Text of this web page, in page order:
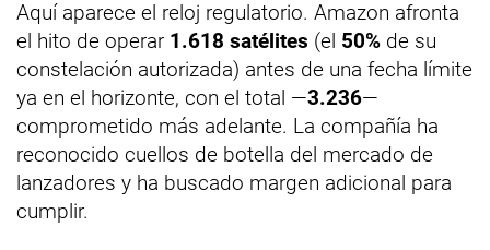
Aquí aparece el reloj regulatorio. Amazon afronta
el hito de operar 1.618 satélites (el 50% de su
constelación autorizada) antes de una fecha límite
ya en el horizonte, con el total —3.236—
comprometido más adelante. La compañía ha
reconocido cuellos de botella del mercado de
lanzadores y ha buscado margen adicional para
cumplir.